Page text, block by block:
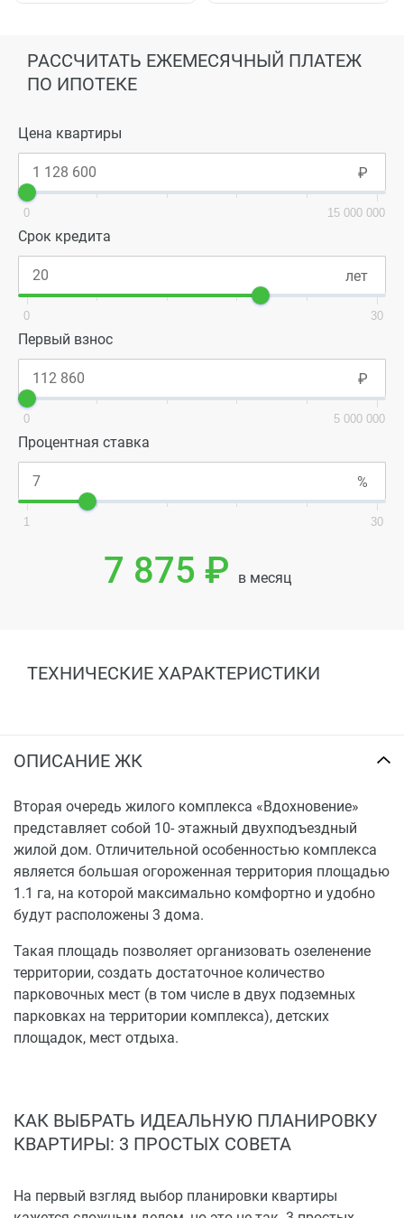
РАССЧИТАТЬ ЕЖЕМЕСЯЧНЫЙ ПЛАТЕЖ
ПО ИПОТЕКЕ
Цена квартиры
0 15 000 000
Срок кредита
0 30
Первый взнос
0 5 000 000
Процентная ставка
1 30
7 875 ₽ в месяц
ТЕХНИЧЕСКИЕ ХАРАКТЕРИСТИКИ
ОПИСАНИЕ ЖК
Вторая очередь жилого комплекса «Вдохновение»
представляет собой 10- этажный двухподъездный
жилой дом. Отличительной особенностью комплекса
является большая огороженная территория площадью
1.1 га, на которой максимально комфортно и удобно
будут расположены 3 дома.
Такая площадь позволяет организовать озеленение
территории, создать достаточное количество
парковочных мест (в том числе в двух подземных
парковках на территории комплекса), детских
площадок, мест отдыха.
КАК ВЫБРАТЬ ИДЕАЛЬНУЮ ПЛАНИРОВКУ
КВАРТИРЫ: 3 ПРОСТЫХ СОВЕТА
На первый взгляд выбор планировки квартиры